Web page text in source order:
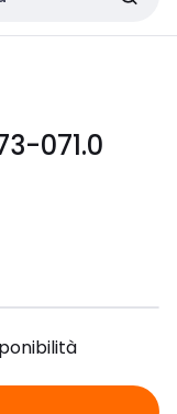
071.0